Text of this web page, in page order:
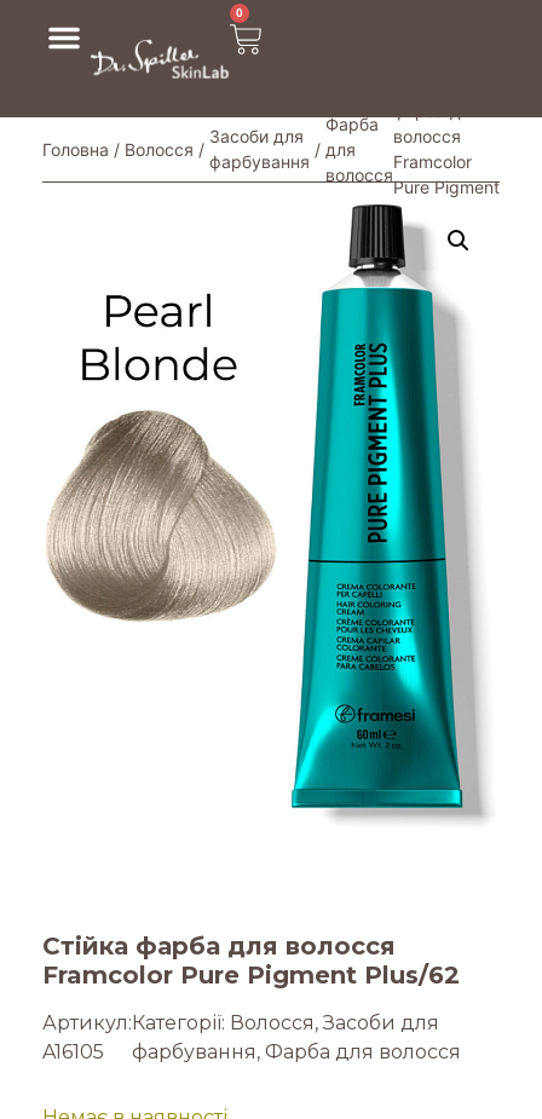
0
Головна / Волосся /
Засоби для
фарбування
/
Фарба
для
волосся
волосся
Framcolor
Pure Pigment
Plus/62
Стійка фарба для волосся
Framcolor Pure Pigment Plus/62
Артикул:
A16105
Категорії: Волосся,Засоби для
фарбування, Фарба для волосся